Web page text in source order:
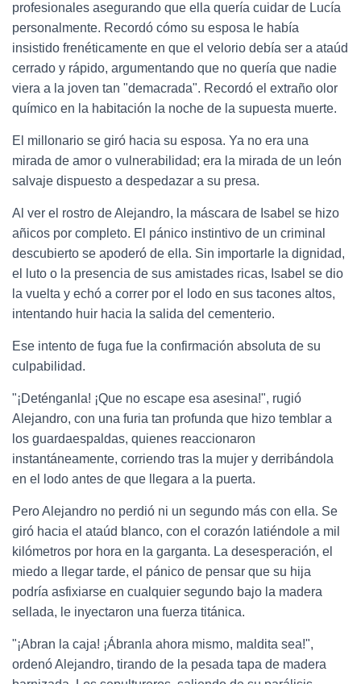
profesionales asegurando que ella quería cuidar de Lucía
personalmente. Recordó cómo su esposa le había
insistido frenéticamente en que el velorio debía ser a ataúd
cerrado y rápido, argumentando que no quería que nadie
viera a la joven tan "demacrada". Recordó el extraño olor
químico en la habitación la noche de la supuesta muerte.
El millonario se giró hacia su esposa. Ya no era una
mirada de amor o vulnerabilidad; era la mirada de un león
salvaje dispuesto a despedazar a su presa.
Al ver el rostro de Alejandro, la máscara de Isabel se hizo
añicos por completo. El pánico instintivo de un criminal
descubierto se apoderó de ella. Sin importarle la dignidad,
el luto o la presencia de sus amistades ricas, Isabel se dio
la vuelta y echó a correr por el lodo en sus tacones altos,
intentando huir hacia la salida del cementerio.
Ese intento de fuga fue la confirmación absoluta de su
culpabilidad.
"¡Deténganla! ¡Que no escape esa asesina!", rugió
Alejandro, con una furia tan profunda que hizo temblar a
los guardaespaldas, quienes reaccionaron
instantáneamente, corriendo tras la mujer y derribándola
en el lodo antes de que llegara a la puerta.
Pero Alejandro no perdió ni un segundo más con ella. Se
giró hacia el ataúd blanco, con el corazón latiéndole a mil
kilómetros por hora en la garganta. La desesperación, el
miedo a llegar tarde, el pánico de pensar que su hija
podría asfixiarse en cualquier segundo bajo la madera
sellada, le inyectaron una fuerza titánica.
"¡Abran la caja! ¡Ábranla ahora mismo, maldita sea!",
ordenó Alejandro, tirando de la pesada tapa de madera